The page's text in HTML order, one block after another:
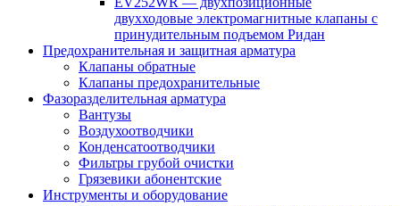
двухходовые электромагнитные клапаны с
принудительным подъемом Ридан
Предохранительная и защитная арматура
Клапаны обратные
Клапаны предохранительные
Фазоразделительная арматура
Вантузы
Воздухоотводчики
Конденсатоотводчики
Фильтры грубой очистки
Грязевики абонентские
Инструменты и оборудование